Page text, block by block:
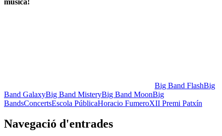
Big Band FlashBig
Band GalaxyBig Band MisteryBig Band MoonBig
BandsConcertsEscola PúblicaHoracio FumeroXII Premi Patxín
Navegació d'entrades